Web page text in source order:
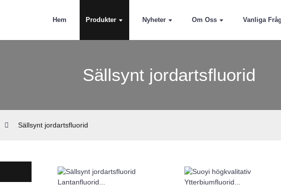
Hem Produkter Nyheter Om Oss Vanliga
Sällsynt jordartsfluorid
Sällsynt jordartsfluorid